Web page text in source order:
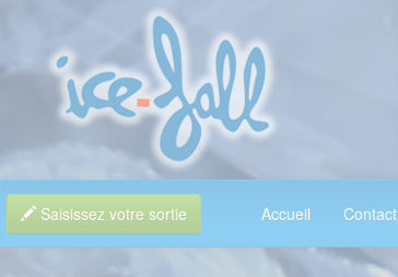
Saisissez votre sortie Accueil Contact